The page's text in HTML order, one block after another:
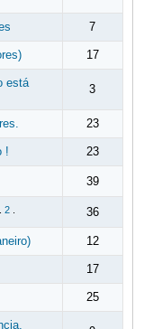
7
17
está
3
23
! 23
39
2. 36
12
17
25